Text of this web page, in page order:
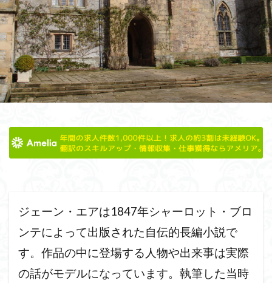
ジェーン・エアは1847年シャーロット・ブロ
ンテによって出版された自伝的長編小説で
す。作品の中に登場する人物や出来事は実際
の話がモデルになっています。執筆した当時
発音
英語力 英語 英文学 英会話
翻訳家
翻訳 練習 簿記 秘密の部屋
ロンドン
あらすじ
イギリス英語とアメリカ英語
クリスマス
クイーンズイングリッシュ
カーディフ
ウェストミンスター寺院
ウィンチェスター大聖堂
ウィリアム・シェイクスピア
イギリス英語特徴
イ
イギリス旅行
アーニック城 アーサー王伝説
アマゾン
アプリ なるには おすすめ
シェ
ラスト・キングダム
ライティング
プライドと偏見
ピーターラビット
ピークディストリクト
ハリーポ
ジェーン・オースティン
ノートルダム大聖堂
ドイツ
トールキン ダヴィンチコード
ダラム